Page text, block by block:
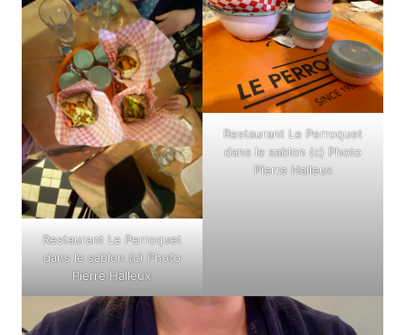
Restaurant Le Perroquet
dans le sablon (c) Photo
Pierre Halleux
Restaurant Le Perroquet
dans le sablon (c) Photo
Pierre Halleux